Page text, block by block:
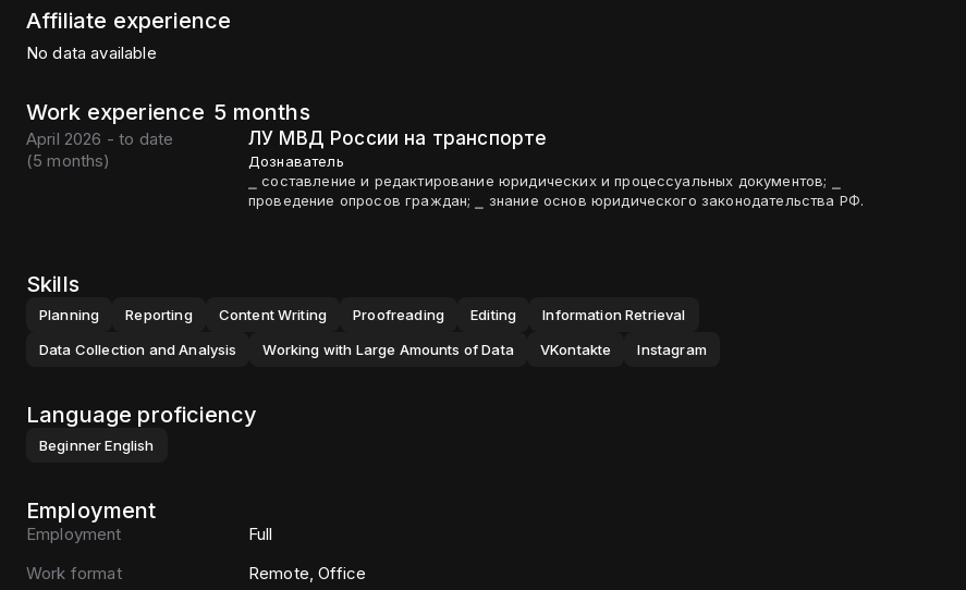
Affiliate experience
No data available
Work experience 5 months
April 2026 - to date
(5 months)
ЛУ МВД России на транспорте
Дознаватель
⎯ составление и редактирование юридических и процессуальных документов; ⎯
проведение опросов граждан; ⎯ знание основ юридического законодательства РФ.
Skills
Planning Reporting Content Writing Proofreading Editing
Information Retrieval
Data Collection and Analysis
Working with Large Amounts of Data VKontakte Instagram
Language proficiency
Beginner English
Employment
Employment
Full
Work format
Remote, Office